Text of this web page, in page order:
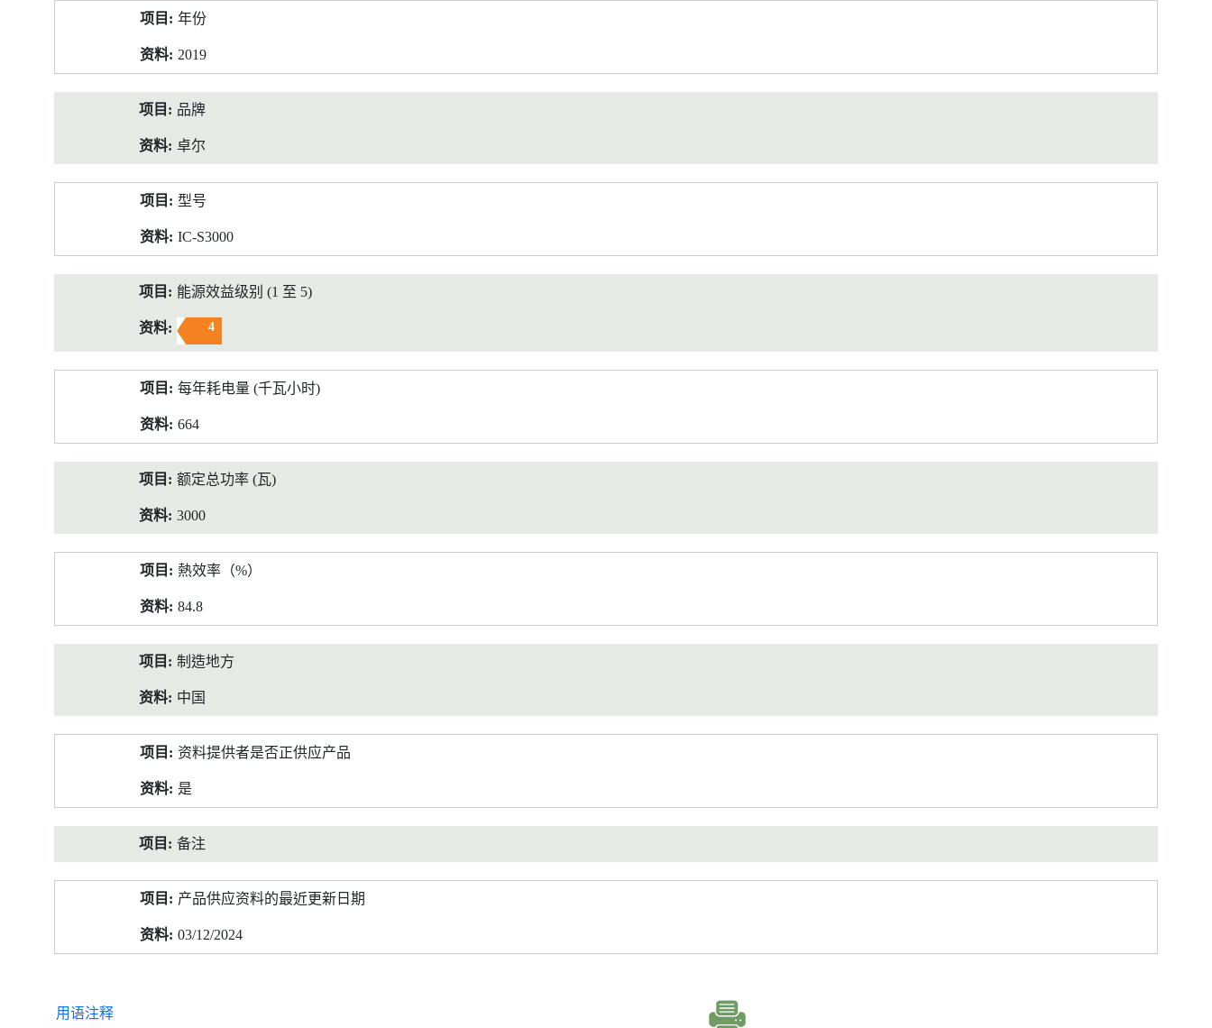
年份
2019
品牌
卓尔
型号
IC-S3000
能源效益级别 (1 至 5)
4
每年耗电量 (千瓦小时)
664
额定总功率 (瓦)
3000
熱效率（%）
84.8
制造地方
中国
资料提供者是否正供应产品
是
备注
产品供应资料的最近更新日期
03/12/2024
用语注释